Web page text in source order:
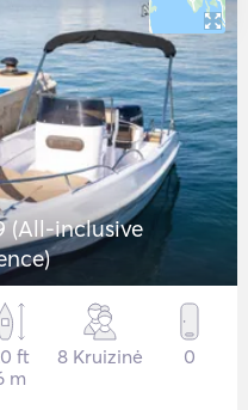
(All-inclusive
ft
m
8 Kruizinė 0